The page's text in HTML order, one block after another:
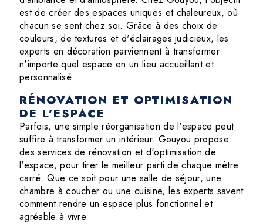
est de créer des espaces uniques et chaleureux, où
chacun se sent chez soi. Grâce à des choix de
couleurs, de textures et d'éclairages judicieux, les
experts en décoration parviennent à transformer
n'importe quel espace en un lieu accueillant et
personnalisé.
RÉNOVATION ET OPTIMISATION
DE L'ESPACE
Parfois, une simple réorganisation de l'espace peut
suffire à transformer un intérieur. Gouyou propose
des services de rénovation et d'optimisation de
l'espace, pour tirer le meilleur parti de chaque mètre
carré. Que ce soit pour une salle de séjour, une
chambre à coucher ou une cuisine, les experts savent
comment rendre un espace plus fonctionnel et
agréable à vivre.